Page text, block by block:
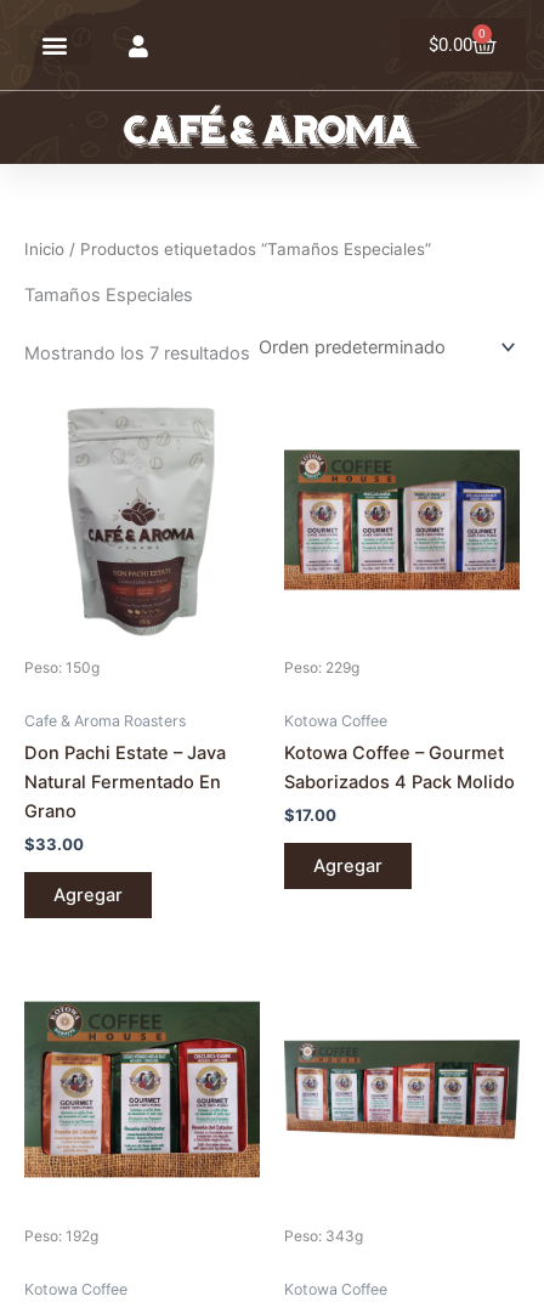
$0.00 0
Carrito
Inicio / Productos etiquetados “Tamaños Especiales”
Tamaños Especiales
Mostrando los 7 resultados
Peso: 150g
Cafe & Aroma Roasters
Don Pachi Estate – Java
Natural Fermentado En
Grano
$33.00
Agregar
Peso: 229g
Kotowa Coffee
Kotowa Coffee – Gourmet
Saborizados 4 Pack Molido
$17.00
Agregar
Peso: 192g
Kotowa Coffee
Peso: 343g
Kotowa Coffee